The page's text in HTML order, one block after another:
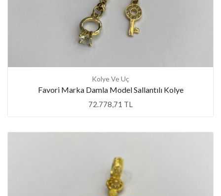
Kolye Ve Uç
Favori Marka Damla Model Sallantılı Kolye
72.778,71 TL